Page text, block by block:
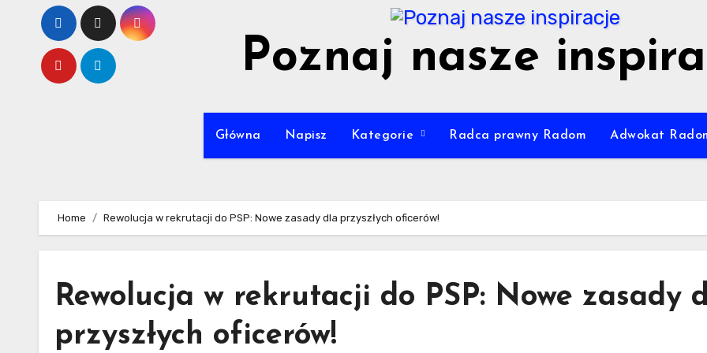
content
Poznaj nasze
Główna Napisz Kategorie Radca prawny Radom Adwokat
Home Rewolucja w rekrutacji do PSP: Nowe zasady dla przyszłych oficerów!
Rewolucja w rekrutacji do PSP: Nowe zasady
przyszłych oficerów!